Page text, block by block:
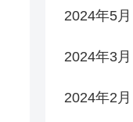
2024年5月
2024年3月
2024年2月